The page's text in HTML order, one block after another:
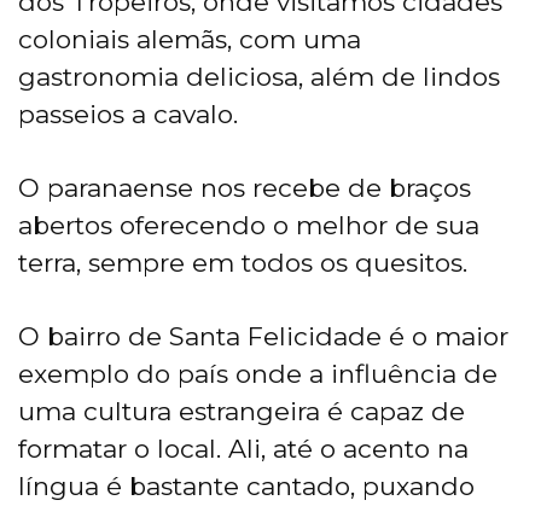
coloniais alemãs, com uma
gastronomia deliciosa, além de lindos
passeios a cavalo.
O paranaense nos recebe de braços
abertos oferecendo o melhor de sua
terra, sempre em todos os quesitos.
O bairro de Santa Felicidade é o maior
exemplo do país onde a influência de
uma cultura estrangeira é capaz de
formatar o local. Ali, até o acento na
língua é bastante cantado, puxando